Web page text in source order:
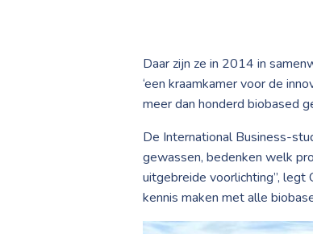
Daar zijn ze in 2014 in
‘een kraamkamer voor de
meer dan honderd biobased
De International Business-
gewassen, bedenken welk
uitgebreide voorlichting”, legt
kennis maken met alle